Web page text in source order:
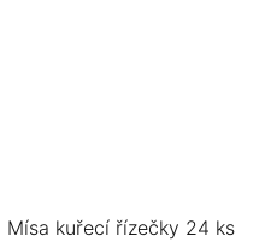
Mísa kuřecí řízečky 24 ks